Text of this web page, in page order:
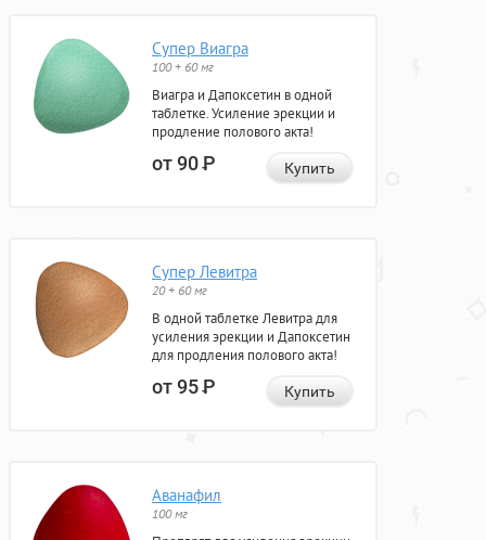
Супер Виагра
100 + 60 мг
Виагра и Дапоксетин в одной
таблетке. Усиление эрекции и
продление полового акта!
от 90Р Купить
Супер Левитра
20 + 60 мг
В одной таблетке Левитра для
усиления эрекции и Дапоксетин
для продления полового акта!
от 95Р Купить
Аванафил
100 мг